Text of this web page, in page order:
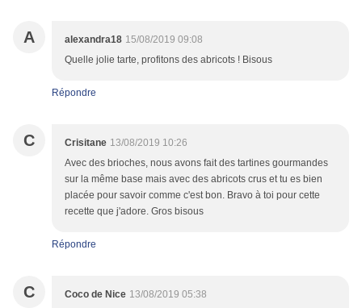
A alexandra18 15/08/2019 09:08
Quelle jolie tarte, profitons des abricots ! Bisous
Répondre
C Crisitane 13/08/2019 10:26
Avec des brioches, nous avons fait des tartines gourmandes
sur la même base mais avec des abricots crus et tu es bien
placée pour savoir comme c'est bon. Bravo à toi pour cette
recette que j'adore. Gros bisous
Répondre
C Coco de Nice 13/08/2019 05:38